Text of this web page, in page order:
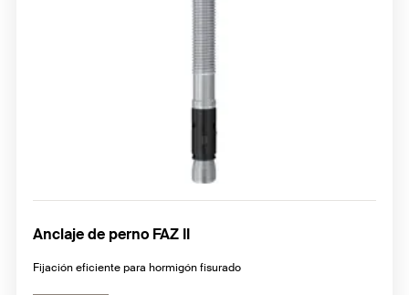
Anclaje de perno FAZ II
Fijación eficiente para hormigón fisurado